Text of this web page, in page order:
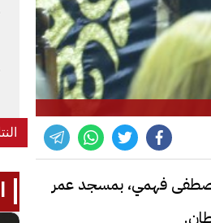
مصطفى فهمي، بمسجد عمر